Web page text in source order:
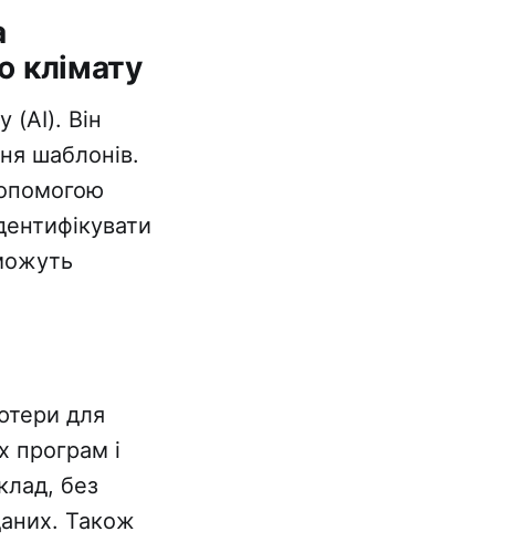
клімату
(AI). Він
шаблонів.
для
програм і
без
Також